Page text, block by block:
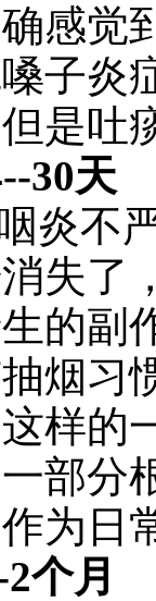
感觉
子炎
是吐
30天
炎不
失了
的副
烟习
样的
部分
为日
个月